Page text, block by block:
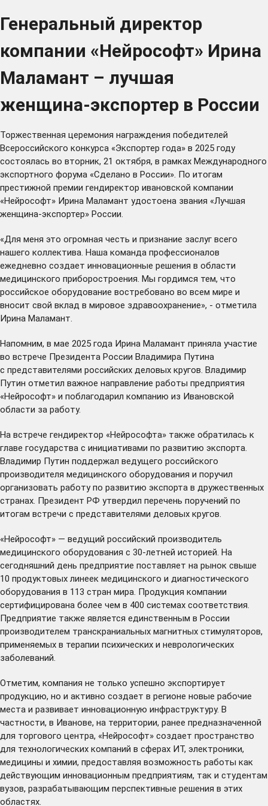
Генеральный директор
компании «Нейрософт» Ирина
Маламант – лучшая
женщина-экспортер в России
Торжественная церемония награждения победителей
Всероссийского конкурса «Экспортер года» в 2025 году
состоялась во вторник, 21 октября, в рамках Международного
экспортного форума «Сделано в России». По итогам
престижной премии гендиректор ивановской компании
«Нейрософт» Ирина Маламант удостоена звания «Лучшая
женщина-экспортер» России.
«Для меня это огромная честь и признание заслуг всего
нашего коллектива. Наша команда профессионалов
ежедневно создает инновационные решения в области
медицинского приборостроения. Мы гордимся тем, что
российское оборудование востребовано во всем мире и
вносит свой вклад в мировое здравоохранение», - отметила
Ирина Маламант.
Напомним, в мае 2025 года Ирина Маламант приняла участие
во встрече Президента России Владимира Путина
с представителями российских деловых кругов. Владимир
Путин отметил важное направление работы предприятия
«Нейрософт» и поблагодарил компанию из Ивановской
области за работу.
На встрече гендиректор «Нейрософта» также обратилась к
главе государства с инициативами по развитию экспорта.
Владимир Путин поддержал ведущего российского
производителя медицинского оборудования и поручил
организовать работу по развитию экспорта в дружественных
странах. Президент РФ утвердил перечень поручений по
итогам встречи с представителями деловых кругов.
«Нейрософт» — ведущий российский производитель
медицинского оборудования с 30-летней историей. На
сегодняшний день предприятие поставляет на рынок свыше
10 продуктовых линеек медицинского и диагностического
оборудования в 113 стран мира. Продукция компании
сертифицирована более чем в 400 системах соответствия.
Предприятие также является единственным в России
производителем транскраниальных магнитных стимуляторов,
применяемых в терапии психических и неврологических
заболеваний.
Отметим, компания не только успешно экспортирует
продукцию, но и активно создает в регионе новые рабочие
места и развивает инновационную инфраструктуру. В
частности, в Иванове, на территории, ранее предназначенной
для торгового центра, «Нейрософт» создает пространство
для технологических компаний в сферах ИТ, электроники,
медицины и химии, предоставляя возможность работы как
действующим инновационным предприятиям, так и студентам
вузов, разрабатывающим перспективные решения в этих
областях.